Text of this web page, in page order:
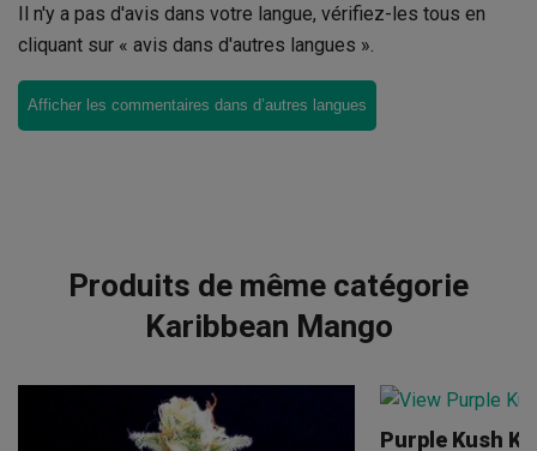
Il n'y a pas d'avis dans votre langue, vérifiez-les tous en
cliquant sur « avis dans d'autres langues ».
Afficher les commentaires dans d’autres langues
Produits de même catégorie
Karibbean Mango
Purple Kush